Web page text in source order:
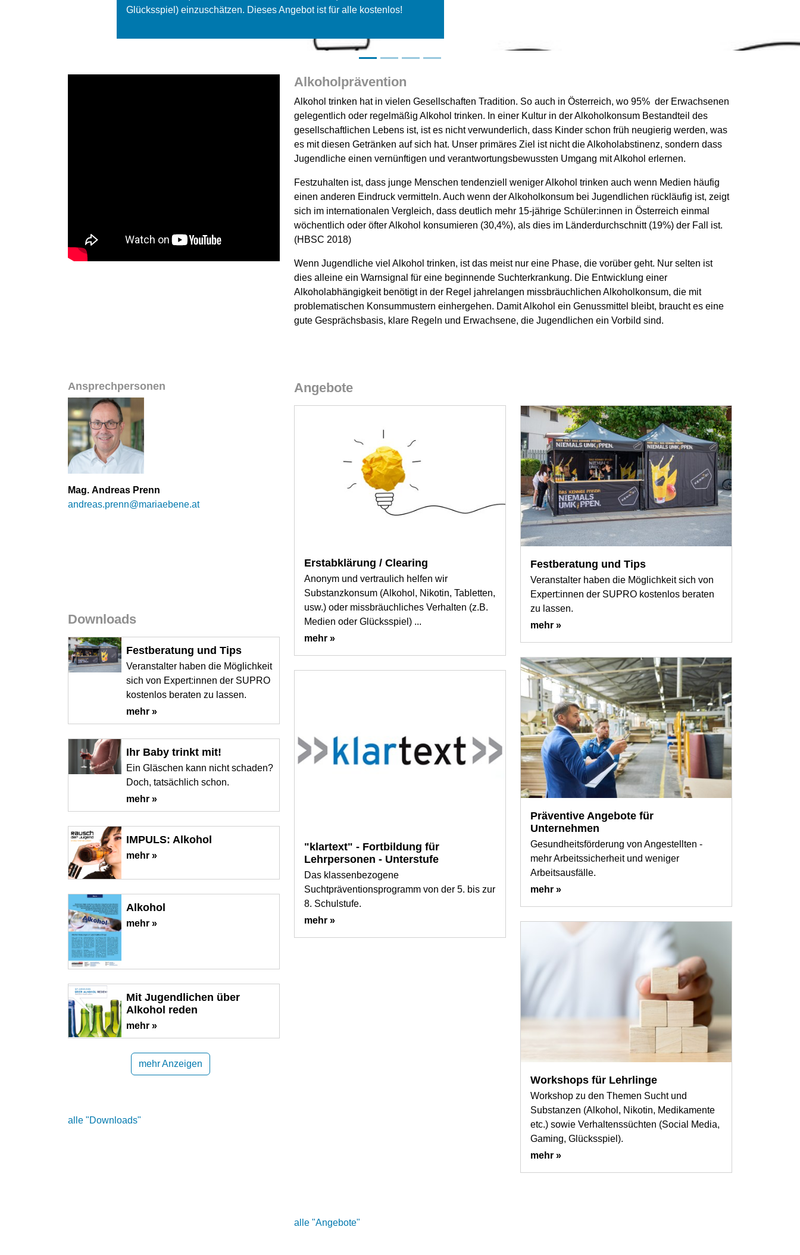
weniger Arbeitsausfälle.
Alkoholprävention
Alkohol trinken hat in vielen Gesellschaften Tradition. So auch in Österreich, wo 95% der Erwachsenen
gelegentlich oder regelmäßig Alkohol trinken. In einer Kultur in der Alkoholkonsum Bestandteil des
gesellschaftlichen Lebens ist, ist es nicht verwunderlich, dass Kinder schon früh neugierig werden, was
es mit diesen Getränken auf sich hat. Unser primäres Ziel ist nicht die Alkoholabstinenz, sondern dass
Jugendliche einen vernünftigen und verantwortungsbewussten Umgang mit Alkohol erlernen.
Festzuhalten ist, dass junge Menschen tendenziell weniger Alkohol trinken auch wenn Medien häufig
einen anderen Eindruck vermitteln. Auch wenn der Alkoholkonsum bei Jugendlichen rückläufig ist, zeigt
sich im internationalen Vergleich, dass deutlich mehr 15-jährige Schüler:innen in Österreich einmal
wöchentlich oder öfter Alkohol konsumieren (30,4%), als dies im Länderdurchschnitt (19%) der Fall ist.
(HBSC 2018)
Wenn Jugendliche viel Alkohol trinken, ist das meist nur eine Phase, die vorüber geht. Nur selten ist
dies alleine ein Warnsignal für eine beginnende Suchterkrankung. Die Entwicklung einer
Alkoholabhängigkeit benötigt in der Regel jahrelangen missbräuchlichen Alkoholkonsum, die mit
problematischen Konsummustern einhergehen. Damit Alkohol ein Genussmittel bleibt, braucht es eine
gute Gesprächsbasis, klare Regeln und Erwachsene, die Jugendlichen ein Vorbild sind.
Ansprechpersonen
Mag. Andreas Prenn
andreas.prenn@mariaebene.at
Downloads
Festberatung und Tips
Veranstalter haben die Möglichkeit
sich von Expert:innen der SUPRO
kostenlos beraten zu lassen.
mehr »
Ihr Baby trinkt mit!
Ein Gläschen kann nicht schaden?
Doch, tatsächlich schon.
mehr »
IMPULS: Alkohol
mehr »
Alkohol
mehr »
Mit Jugendlichen über
Alkohol reden
mehr »
mehr Anzeigen
alle "Downloads"
Angebote
Erstabklärung / Clearing
Anonym und vertraulich helfen wir
Substanzkonsum (Alkohol, Nikotin, Tabletten,
usw.) oder missbräuchliches Verhalten (z.B.
Medien oder Glücksspiel) ...
mehr »
Festberatung und Tips
Veranstalter haben die Möglichkeit sich von
Expert:innen der SUPRO kostenlos beraten
zu lassen.
mehr »
Präventive Angebote für
Unternehmen
Gesundheitsförderung von Angestellten -
mehr Arbeitssicherheit und weniger
Arbeitsausfälle.
mehr »
"klartext" - Fortbildung für
Lehrpersonen - Unterstufe
Das klassenbezogene
Suchtpräventionsprogramm von der 5. bis zur
8. Schulstufe.
mehr »
Workshops für Lehrlinge
Workshop zu den Themen Sucht und
Substanzen (Alkohol, Nikotin, Medikamente
etc.) sowie Verhaltenssüchten (Social Media,
Gaming, Glücksspiel).
mehr »
alle "Angebote"